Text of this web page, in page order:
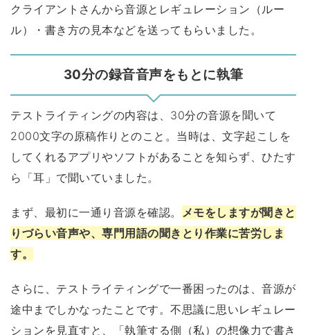
クライアントさんから音源とレギュレーション（ルー
ル）・書き方の見本などを送ってもらいました。
30分の録音音声をもとに執筆
テストライティングの内容は、30分の音源を聞いて
2000文字の原稿作りとのこと。当時は、文字起こしを
してくれるアプリやソフトがあることを知らず、ひたす
ら「耳」で聞いていました。
まず、最初に一通り音源を確認。 メモをしますが聞きと
りづらい音声や、専門用語の聞きとり作業に苦労しま
す。
さらに、テストライティングで一番困ったのは、音源が
途中までしかなったことです。不思議に思いレギュレー
ションを見直すと、「執筆する側（私）の想像力で書き